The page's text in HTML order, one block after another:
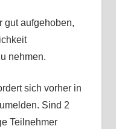
gut aufgehoben,
nehmen.
sich vorher in
Sind 2
Teilnehmer